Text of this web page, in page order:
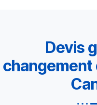
Devis
changement